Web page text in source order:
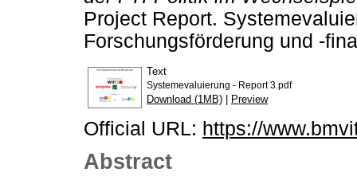
Project Report.
Forschungsförderung und -
Text
Systemevaluierung - Report 3.pdf
Download (1MB) | Preview
Official URL: https://
Abstract